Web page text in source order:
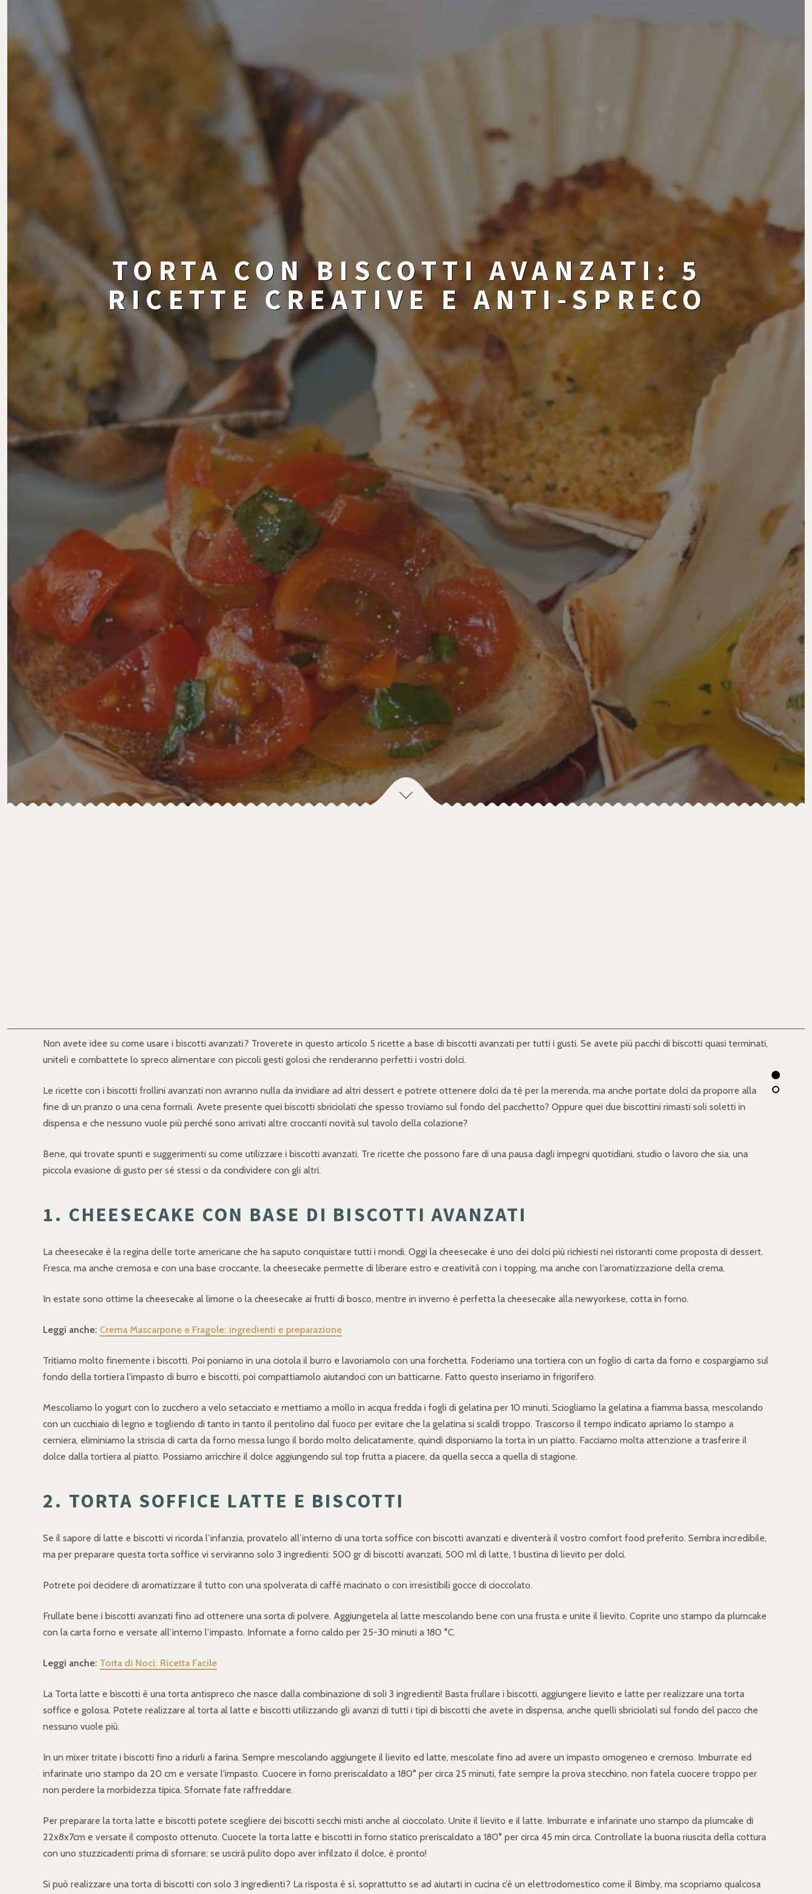
TORTA CON BISCOTTI AVANZATI: 5
RICETTE CREATIVE E ANTI-SPRECO
Non avete idee su come usare i biscotti avanzati? Troverete in questo articolo 5 ricette a base di biscotti avanzati per tutti i gusti. Se avete più pacchi di biscotti quasi terminati,
uniteli e combattete lo spreco alimentare con piccoli gesti golosi che renderanno perfetti i vostri dolci.
Le ricette con i biscotti frollini avanzati non avranno nulla da invidiare ad altri dessert e potrete ottenere dolci da tè per la merenda, ma anche portate dolci da proporre alla
fine di un pranzo o una cena formali. Avete presente quei biscotti sbriciolati che spesso troviamo sul fondo del pacchetto? Oppure quei due biscottini rimasti soli soletti in
dispensa e che nessuno vuole più perché sono arrivati altre croccanti novità sul tavolo della colazione?
Bene, qui trovate spunti e suggerimenti su come utilizzare i biscotti avanzati. Tre ricette che possono fare di una pausa dagli impegni quotidiani, studio o lavoro che sia, una
piccola evasione di gusto per sé stessi o da condividere con gli altri.
1. CHEESECAKE CON BASE DI BISCOTTI AVANZATI
La cheesecake è la regina delle torte americane che ha saputo conquistare tutti i mondi. Oggi la cheesecake è uno dei dolci più richiesti nei ristoranti come proposta di dessert.
Fresca, ma anche cremosa e con una base croccante, la cheesecake permette di liberare estro e creatività con i topping, ma anche con l’aromatizzazione della crema.
In estate sono ottime la cheesecake al limone o la cheesecake ai frutti di bosco, mentre in inverno è perfetta la cheesecake alla newyorkese, cotta in forno.
Leggi anche: Crema Mascarpone e Fragole: ingredienti e preparazione
Tritiamo molto finemente i biscotti. Poi poniamo in una ciotola il burro e lavoriamolo con una forchetta. Foderiamo una tortiera con un foglio di carta da forno e cospargiamo sul
fondo della tortiera l'impasto di burro e biscotti, poi compattiamolo aiutandoci con un batticarne. Fatto questo inseriamo in frigorifero.
Mescoliamo lo yogurt con lo zucchero a velo setacciato e mettiamo a mollo in acqua fredda i fogli di gelatina per 10 minuti. Sciogliamo la gelatina a fiamma bassa, mescolando
con un cucchiaio di legno e togliendo di tanto in tanto il pentolino dal fuoco per evitare che la gelatina si scaldi troppo. Trascorso il tempo indicato apriamo lo stampo a
cerniera, eliminiamo la striscia di carta da forno messa lungo il bordo molto delicatamente, quindi disponiamo la torta in un piatto. Facciamo molta attenzione a trasferire il
dolce dalla tortiera al piatto. Possiamo arricchire il dolce aggiungendo sul top frutta a piacere, da quella secca a quella di stagione.
2. TORTA SOFFICE LATTE E BISCOTTI
Se il sapore di latte e biscotti vi ricorda l’infanzia, provatelo all’interno di una torta soffice con biscotti avanzati e diventerà il vostro comfort food preferito. Sembra incredibile,
ma per preparare questa torta soffice vi serviranno solo 3 ingredienti: 500 gr di biscotti avanzati, 500 ml di latte, 1 bustina di lievito per dolci.
Potrete poi decidere di aromatizzare il tutto con una spolverata di caffè macinato o con irresistibili gocce di cioccolato.
Frullate bene i biscotti avanzati fino ad ottenere una sorta di polvere. Aggiungetela al latte mescolando bene con una frusta e unite il lievito. Coprite uno stampo da plumcake
con la carta forno e versate all’interno l’impasto. Infornate a forno caldo per 25-30 minuti a 180 °C.
Leggi anche: Torta di Noci: Ricetta Facile
La Torta latte e biscotti è una torta antispreco che nasce dalla combinazione di soli 3 ingredienti! Basta frullare i biscotti, aggiungere lievito e latte per realizzare una torta
soffice e golosa. Potete realizzare al torta al latte e biscotti utilizzando gli avanzi di tutti i tipi di biscotti che avete in dispensa, anche quelli sbriciolati sul fondo del pacco che
nessuno vuole più.
In un mixer tritate i biscotti fino a ridurli a farina. Sempre mescolando aggiungete il lievito ed latte, mescolate fino ad avere un impasto omogeneo e cremoso. Imburrate ed
infarinate uno stampo da 20 cm e versate l'impasto. Cuocere in forno preriscaldato a 180° per circa 25 minuti, fate sempre la prova stecchino, non fatela cuocere troppo per
non perdere la morbidezza tipica. Sfornate fate raffreddare.
Per preparare la torta latte e biscotti potete scegliere dei biscotti secchi misti anche al cioccolato. Unite il lievito e il latte. Imburrate e infarinate uno stampo da plumcake di
22x8x7cm e versate il composto ottenuto. Cuocete la torta latte e biscotti in forno statico preriscaldato a 180° per circa 45 min circa. Controllate la buona riuscita della cottura
con uno stuzzicadenti prima di sfornare: se uscirà pulito dopo aver infilzato il dolce, è pronto!
Si può realizzare una torta di biscotti con solo 3 ingredienti? La risposta è sì, soprattutto se ad aiutarti in cucina c’è un elettrodomestico come il Bimby, ma scopriamo qualcosa